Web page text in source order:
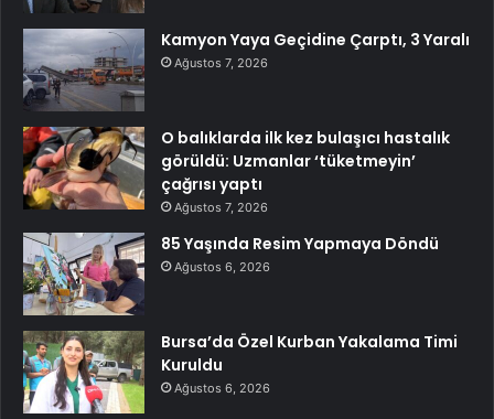
Kamyon Yaya Geçidine Çarptı, 3 Yaralı
Ağustos 7, 2026
O balıklarda ilk kez bulaşıcı hastalık
görüldü: Uzmanlar ‘tüketmeyin’
çağrısı yaptı
Ağustos 7, 2026
85 Yaşında Resim Yapmaya Döndü
Ağustos 6, 2026
Bursa’da Özel Kurban Yakalama Timi
Kuruldu
Ağustos 6, 2026